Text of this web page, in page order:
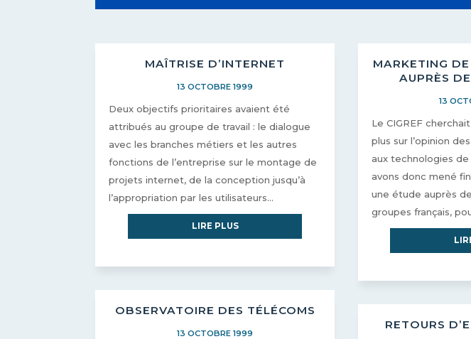
MAÎTRISE D’INTERNET
13 OCTOBRE 1999
Deux objectifs prioritaires avaient été
attribués au groupe de travail : le dialogue
avec les branches métiers et les autres
fonctions de l’entreprise sur le montage de
projets internet, de la conception jusqu’à
l’appropriation par les utilisateurs...
LIRE PLUS
OBSERVATOIRE DES TÉLÉCOMS
13 OCTOBRE 1999
MARKETING
AUPRÈS
13
Le CIGREF
plus sur l’opinion
aux technologies de
avons donc mené
une étude auprès
groupes français,
RETOURS